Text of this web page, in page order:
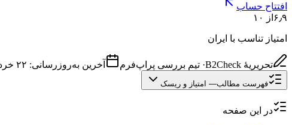
افتتاح حساب
۶٫۹ از ۱۰
امتیاز تناسب با ایران
تحریریهٔ B2Check · تیم بررسی پراپ‌فرم آخرین به‌روزرسانی: ۲۲ خرداد ۱۴۰۵
فهرست مطالب— امتیاز و ریسک
در این صفحه